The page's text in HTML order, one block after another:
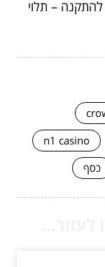
להתקנה – תלוי
n1 casino
כסף